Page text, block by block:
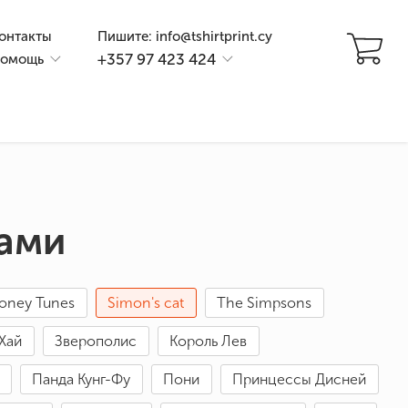
Пишите: info@tshirtprint.cy
+357 97 423 424
Tunes Simon's cat The Simpsons
Зверополис Король Лев
Панда Кунг-Фу Пони Принцессы Дисней